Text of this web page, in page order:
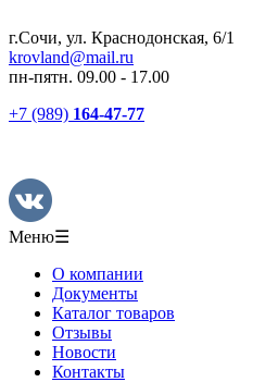
г.Сочи, ул. Краснодонская, 6/1
krovland@mail.ru
пн-пятн. 09.00 - 17.00
+7 (989) 164-47-77
Меню☰
О компании
Документы
Каталог товаров
Отзывы
Новости
Контакты